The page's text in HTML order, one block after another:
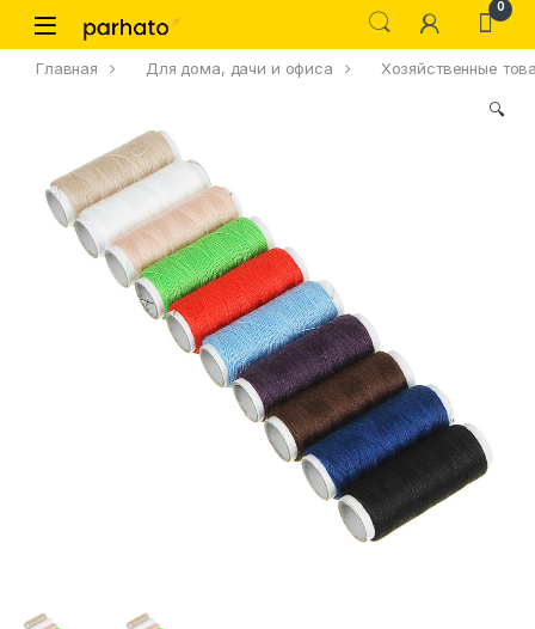
0
Главная Для дома, дачи и офиса Хозяйственные
🔍